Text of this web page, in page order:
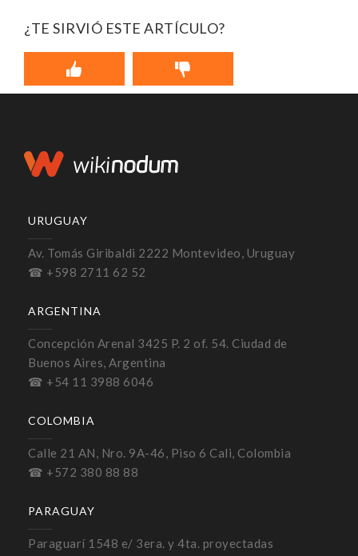
¿TE SIRVIÓ ESTE ARTÍCULO?
URUGUAY
Av. Tomás Giribaldi 2222 Montevideo, Uruguay
☎ +598 2711 62 52
ARGENTINA
Concepción Arenal 3425 P. 2 of. 54. Ciudad de
Buenos Aires, Argentina
☎ +54 11 3988 6046
COLOMBIA
Calle 21 AN, Nro. 9A-46, Piso 6 Cali, Colombia
☎ +572 380 88 88
PARAGUAY
Paraguarí 1548 e/ 3era. y 4ta. proyectadas